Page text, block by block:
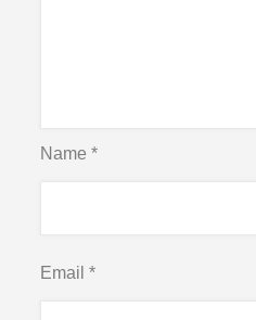
Name*
Email*